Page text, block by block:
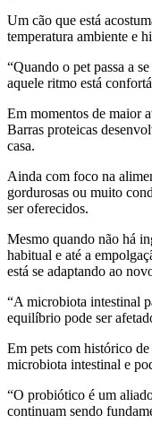
Um cão que está
temperatura ambiente e
“Quando o pet passa a
aquele ritmo está
Em momentos de maior
Barras proteicas
casa.
Ainda com foco na
gordurosas ou muito
ser oferecidos.
Mesmo quando não há
habitual e até a
está se adaptando ao
“A microbiota intestinal
equilíbrio pode ser
Em pets com histórico
microbiota intestinal e
“O probiótico é um
continuam sendo